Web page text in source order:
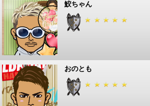
鮫ちゃん
おのとも